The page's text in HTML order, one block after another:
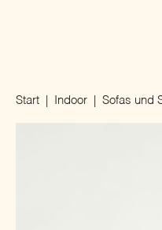
Start Indoor Sofas und